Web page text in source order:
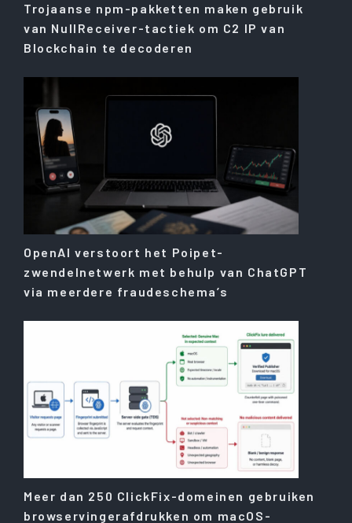
Trojaanse npm-pakketten maken gebruik
van NullReceiver-tactiek om C2 IP van
Blockchain te decoderen
OpenAI verstoort het Poipet-
zwendelnetwerk met behulp van ChatGPT
via meerdere fraudeschema’s
Meer dan 250 ClickFix-domeinen gebruiken
browservingerafdrukken om macOS-